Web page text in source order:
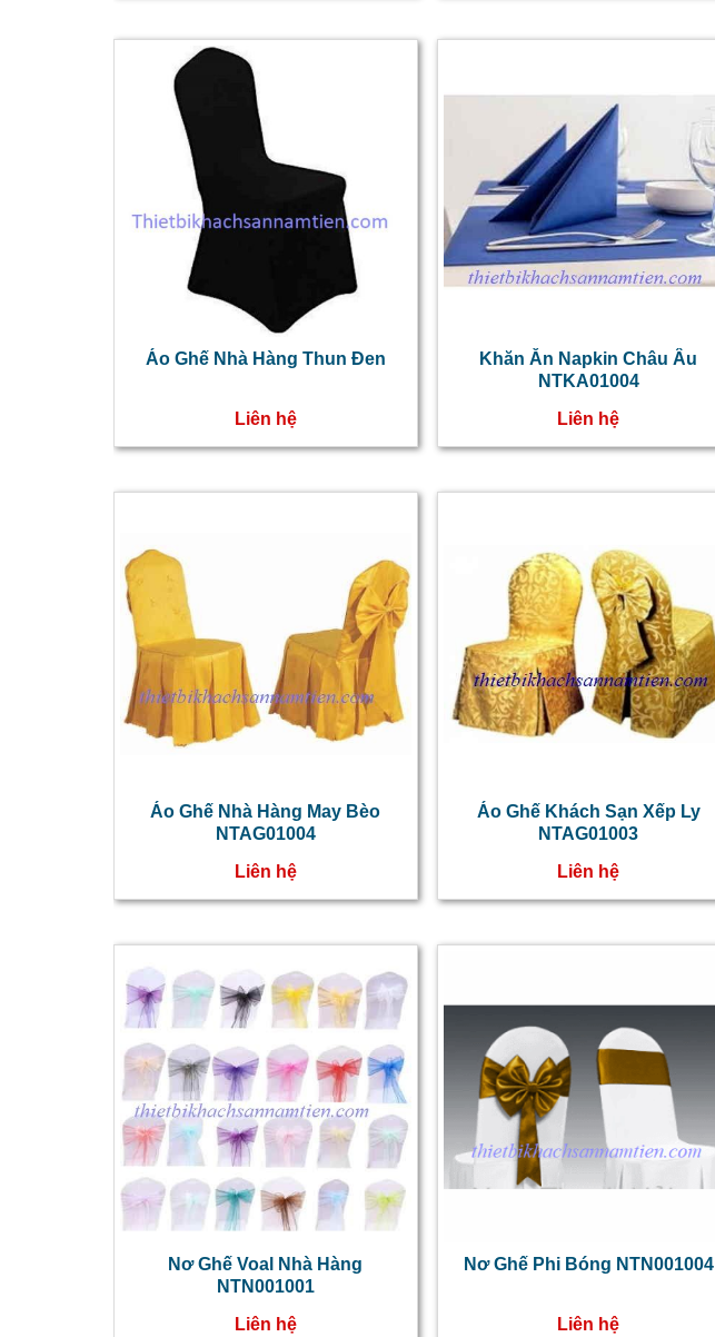
Áo Ghế Nhà Hàng Thun Đen
Liên hệ
Khăn Ăn Napkin Châu Âu
NTKA01004
Liên hệ
Áo Ghế Nhà Hàng May Bèo
NTAG01004
Liên hệ
Áo Ghế Khách Sạn Xếp Ly
NTAG01003
Liên hệ
Nơ Ghế Voal Nhà Hàng
NTN001001
Liên hệ
Nơ Ghế Phi Bóng NTN001004
Liên hệ